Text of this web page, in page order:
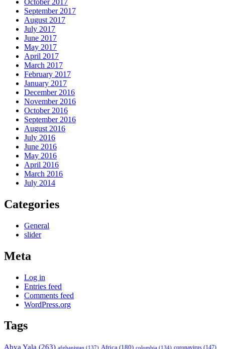
September 2017
August 2017
July 2017
June 2017
May 2017
April 2017
March 2017
February 2017
January 2017
December 2016
November 2016
October 2016
September 2016
August 2016
July 2016
June 2016
May 2016
April 2016
March 2016
July 2014
Categories
General
slider
Meta
Log in
Entries feed
Comments feed
WordPress.org
Tags
Abya Yala (263) afghanistan (137) colombia (134)